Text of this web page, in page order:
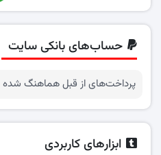
حساب‌های بانکی سایت
پرداخت‌های از قبل هماهنگ شده
ابزارهای کاربردی